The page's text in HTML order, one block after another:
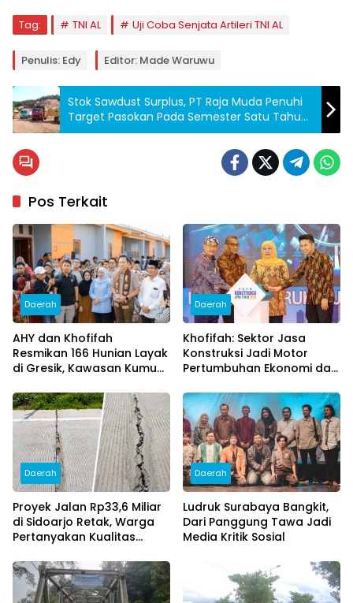
Tag: TNI AL Uji Coba Senjata Artileri TNI AL
Penulis: Edy Editor: Made Waruwu
Stok Sawdust Surplus, PT Raja Muda Penuhi
Target Pasokan Pada Semester Satu Tahun
2024
Pos Terkait
Daerah
AHY dan Khofifah
Resmikan 166 Hunian Layak
di Gresik, Kawasan Kumuh
ASRI
Daerah
Khofifah: Sektor Jasa
Konstruksi Jadi Motor
Pertumbuhan Ekonomi dan
Daerah
Proyek Jalan Rp33,6 Miliar
di Sidoarjo Retak, Warga
Pertanyakan Kualitas
Daerah
Ludruk Surabaya Bangkit,
Dari Panggung Tawa Jadi
Media Kritik Sosial